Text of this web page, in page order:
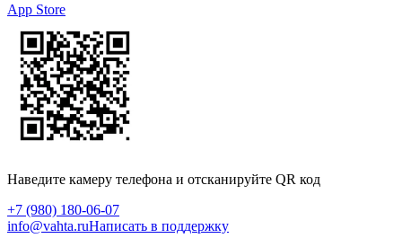
App Store
Наведите камеру телефона и отсканируйте QR код
+7 (980) 180-06-07
info@vahta.ruНаписать в поддержку